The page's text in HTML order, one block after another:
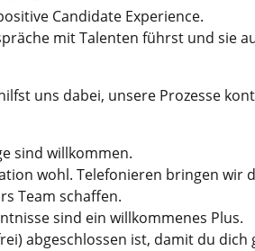
Candidate Experience.
mit Talenten führst und sie
uns dabei, unsere Prozesse
sind willkommen.
wohl. Telefonieren bringen wir
Team schaffen.
sind ein willkommenes Plus.
abgeschlossen ist, damit du dich